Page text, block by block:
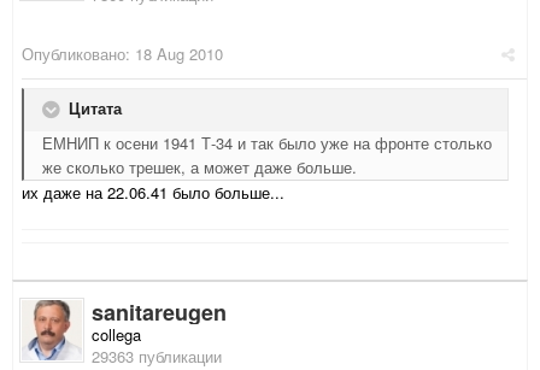
Опубликовано: 18 Aug 2010
Цитата
ЕМНИП к осени 1941 Т-34 и так было уже на фронте столько
же сколько трешек, а может даже больше.
их даже на 22.06.41 было больше...
sanitareugen
collega
29363 публикации